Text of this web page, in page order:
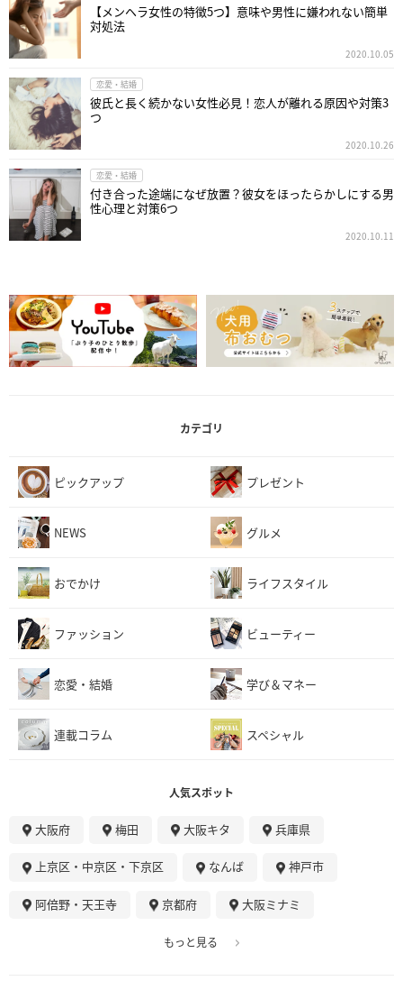
【メンヘラ女性の特徴5つ】意味や男性に嫌われない簡単
対処法
2020.10.05
恋愛・結婚
彼氏と長く続かない女性必見！恋人が離れる原因や対策3
つ
2020.10.26
恋愛・結婚
付き合った途端になぜ放置？彼女をほったらかしにする男
性心理と対策6つ
2020.10.11
カテゴリ
ピックアップ プレゼント
NEWS グルメ
おでかけ ライフスタイル
ファッション ビューティー
恋愛・結婚 学び＆マネー
連載コラム スペシャル
人気スポット
大阪府 梅田 大阪キタ 兵庫県
上京区・中京区・下京区 なんば 神戸市
阿倍野・天王寺 京都府 大阪ミナミ
もっと見る